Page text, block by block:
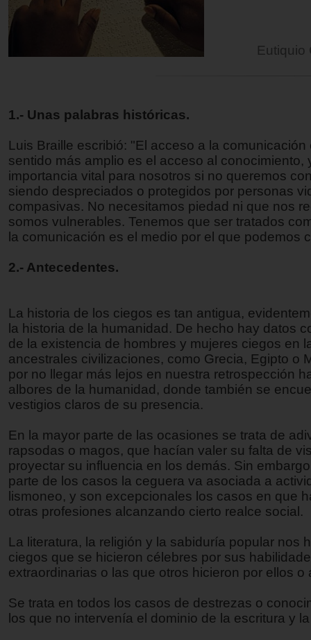
1.- Unas palabras históricas.
Luis Braille escribió: "El acceso a la comunicación
sentido más amplio es el acceso al conocimiento,
importancia vital para nosotros si no queremos
siendo despreciados o protegidos por personas
compasivas. No necesitamos piedad ni que nos
somos vulnerables. Tenemos que ser tratados
la comunicación es el medio por el que podemos
2.- Antecedentes.
La historia de los ciegos es tan antigua,
la historia de la humanidad. De hecho hay datos
de la existencia de hombres y mujeres ciegos en
ancestrales civilizaciones, como Grecia, Egipto o
por no llegar más lejos en nuestra retrospección
albores de la humanidad, donde también se
vestigios claros de su presencia.
En la mayor parte de las ocasiones se trata de
rapsodas o magos, que hacían valer su falta de
proyectar su influencia en los demás. Sin
parte de los casos la ceguera va asociada a
lismoneo, y son excepcionales los casos en que
otras profesiones alcanzando cierto realce social.
La literatura, la religión y la sabiduría popular nos
ciegos que se hicieron célebres por sus
extraordinarias o las que otros hicieron por ellos o
Se trata en todos los casos de destrezas o
los que no intervenía el dominio de la escritura y